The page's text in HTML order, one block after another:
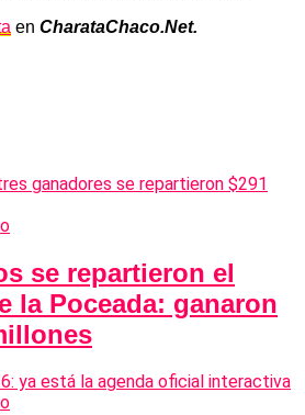
en CharataChaco.Net.
se repartieron el
la Poceada: ganaron